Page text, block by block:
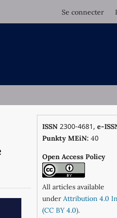
Se connecter
ISSN 2300-4681, e-
Punkty MEiN: 40
Open Access Policy
All articles available
under Attribution 4.0
(CC BY 4.0).